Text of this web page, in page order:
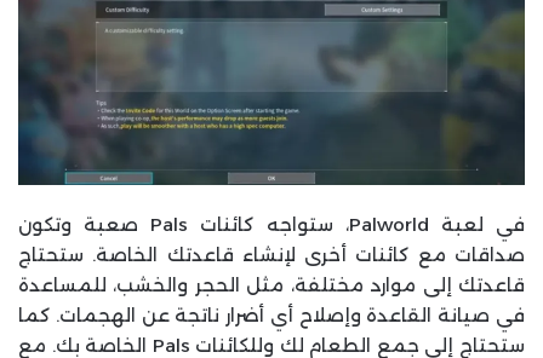
في لعبة Palworld، ستواجه كائنات Pals صعبة وتكون
صداقات مع كائنات أخرى لإنشاء قاعدتك الخاصة. ستحتاج
قاعدتك إلى موارد مختلفة، مثل الحجر والخشب، للمساعدة
في صيانة القاعدة وإصلاح أي أضرار ناتجة عن الهجمات. كما
ستحتاج إلى جمع الطعام لك وللكائنات Pals الخاصة بك. مع